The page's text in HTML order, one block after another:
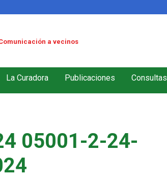
a vecinos
La Curadora Publicaciones Consultas
05001-2-24-